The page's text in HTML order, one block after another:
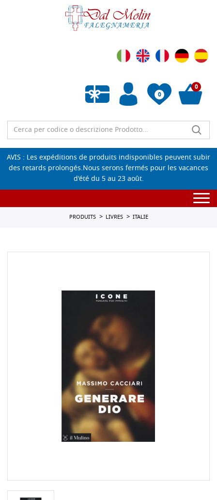
0
Liste de souhaits vide
0
AVIS : Les expéditions de produits indisponibles peuvent subir
des retards prolongés.Nous serons fermés pour les vacances
d'été du 5 au 23 août.
PRODUITS LIVRES ITALIE